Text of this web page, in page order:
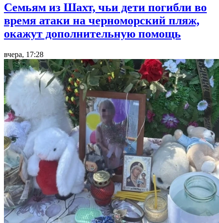
Семьям из Шахт, чьи дети погибли во
время атаки на черноморский пляж,
окажут дополнительную помощь
вчера, 17:28